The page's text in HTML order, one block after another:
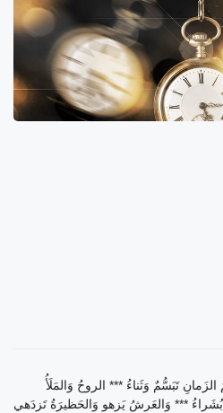
تَبَسُّمٌ وَثَناءُ *** الروحُ وَالمَلَأُ
بُشَراءُ *** وَالعَرشُ يَزهو وَالحَظيرَةُ تَزدَهي